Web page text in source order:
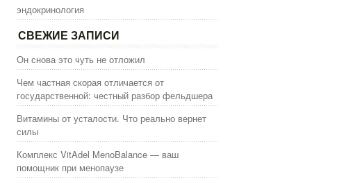
эндокринология
СВЕЖИЕ ЗАПИСИ
Он снова это чуть не отложил
Чем частная скорая отличается от
государственной: честный разбор фельдшера
Витамины от усталости. Что реально вернет
силы
Комплекс VitAdel MenoBalance — ваш
помощник при менопаузе